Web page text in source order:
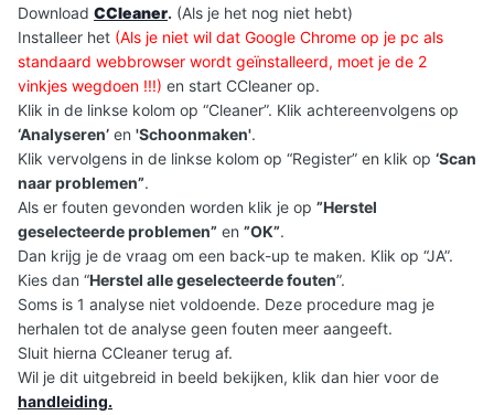
Download CCleaner. (Als je het nog niet hebt)
Installeer het (Als je niet wil dat Google Chrome op je pc als
standaard webbrowser wordt geïnstalleerd, moet je de 2
vinkjes wegdoen !!!) en start CCleaner op.
Klik in de linkse kolom op “Cleaner”. Klik achtereenvolgens op
‘Analyseren’ en 'Schoonmaken'.
Klik vervolgens in de linkse kolom op “Register” en klik op ‘Scan
naar problemen”.
Als er fouten gevonden worden klik je op ”Herstel
geselecteerde problemen” en ”OK”.
Dan krijg je de vraag om een back-up te maken. Klik op “JA”.
Kies dan “Herstel alle geselecteerde fouten”.
Soms is 1 analyse niet voldoende. Deze procedure mag je
herhalen tot de analyse geen fouten meer aangeeft.
Sluit hierna CCleaner terug af.
Wil je dit uitgebreid in beeld bekijken, klik dan hier voor de
handleiding.